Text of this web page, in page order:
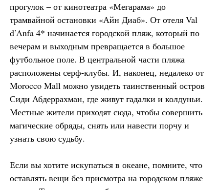
прогулок – от кинотеатра «Мегарама» до
трамвайной остановки «Айн Диаб». От отеля Val
d’Anfa 4* начинается городской пляж, который по
вечерам и выходным превращается в большое
футбольное поле. В центральной части пляжа
расположены серф-клубы. И, наконец, недалеко от
Morocco Mall можно увидеть таинственный остров
Сиди Абдеррахман, где живут гадалки и колдуньи.
Местные жители приходят сюда, чтобы совершить
магические обряды, снять или навести порчу и
узнать свою судьбу.
Если вы хотите искупаться в океане, помните, что
оставлять вещи без присмотра на городском пляже